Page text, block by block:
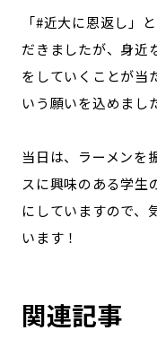
「#近大に恩返し」
だきましたが、身近
をしていくことが当
いう願いを込めまし
当日は、ラーメンを
スに興味のある学生
にしていますので、
います！
関連記事